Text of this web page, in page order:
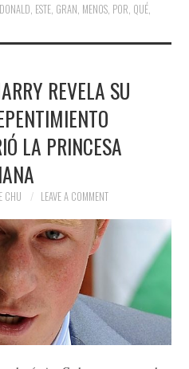
DONALD, ESTE, GRAN, MENOS, POR, QUÉ,
REVELA SU
LA PRINCESA
CHU LEAVE A COMMENT